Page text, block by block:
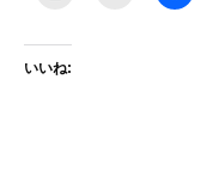
いいね: